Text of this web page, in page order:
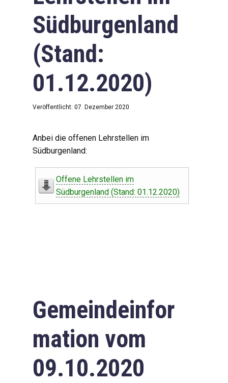
Südburgenland
(Stand:
01.12.2020)
Veröffentlicht: 07. Dezember 2020
Anbei die offenen Lehrstellen im
Südburgenland:
Offene Lehrstellen im
Südburgenland (Stand: 01.12.2020)
Gemeindeinfor
mation vom
09.10.2020